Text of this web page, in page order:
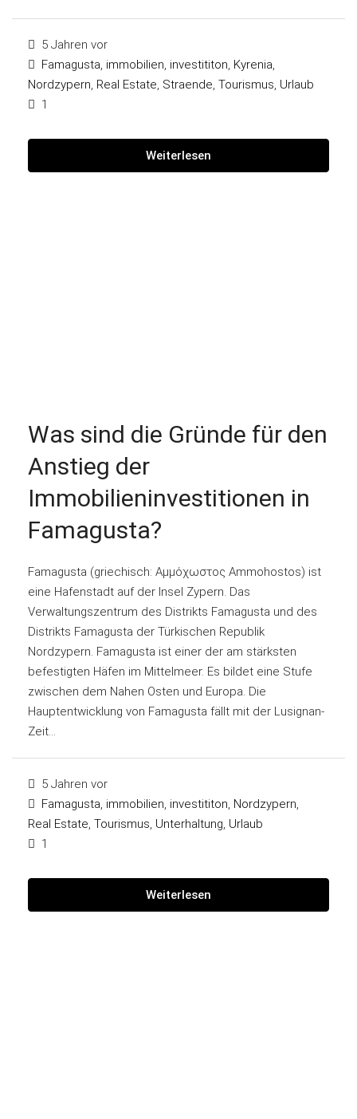
5 Jahren vor
Famagusta, immobilien, investititon, Kyrenia,
Nordzypern, Real Estate, Straende, Tourismus, Urlaub
1
Weiterlesen
Was sind die Gründe für den
Anstieg der
Immobilieninvestitionen in
Famagusta?
Famagusta (griechisch: Αμμόχωστος Ammohostos) ist
eine Hafenstadt auf der Insel Zypern. Das
Verwaltungszentrum des Distrikts Famagusta und des
Distrikts Famagusta der Türkischen Republik
Nordzypern. Famagusta ist einer der am stärksten
befestigten Häfen im Mittelmeer. Es bildet eine Stufe
zwischen dem Nahen Osten und Europa. Die
Hauptentwicklung von Famagusta fällt mit der Lusignan-
Zeit...
5 Jahren vor
Famagusta, immobilien, investititon, Nordzypern,
Real Estate, Tourismus, Unterhaltung, Urlaub
1
Weiterlesen